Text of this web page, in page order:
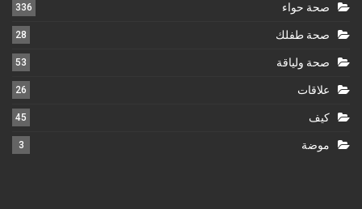
صحة حواء 336
صحة طفلك 28
صحة ولياقة 53
علاقات 26
كيف 45
موضة 3